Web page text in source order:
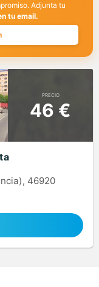
Adjunta tu
tu email.
PRECIO
46 €
46920